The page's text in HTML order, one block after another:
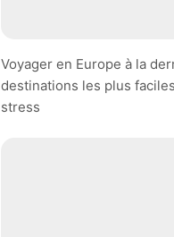
Voyager en Europe à la
destinations les plus
stress